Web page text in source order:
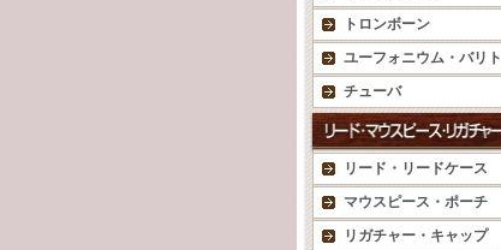
トロンボーン
ユーフォニウム・バリ
チューバ
リード・リードケース
マウスピース・ポーチ
リガチャー・キャップ